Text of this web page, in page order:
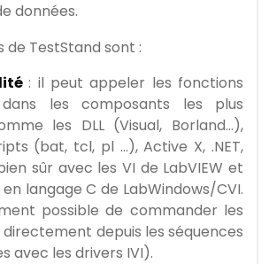
données.
de TestStand sont :
: il peut appeler les fonctions
les composants les plus
les DLL (Visual, Borland…),
(bat, tcl, pl …), Active X, .NET,
sûr avec les VI de LabVIEW et
langage C de LabWindows/CVI.
possible de commander les
depuis les séquences
avec les drivers IVI).